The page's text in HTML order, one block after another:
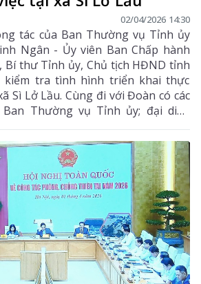
02/04/2026 14:30
tác của Ban Thường vụ Tỉnh ủy
Ngân - Ủy viên Ban Chấp hành
thư Tỉnh ủy, Chủ tịch HĐND tỉnh
kiểm tra tình hình triển khai thực
Sì Lở Lầu. Cùng đi với Đoàn có các
Thường vụ Tỉnh ủy; đại diện
các sở, ban, ngành tỉnh, Công an
đội Biên phòng tỉnh.